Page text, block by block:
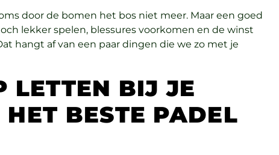
door de bomen het bos niet meer. Maar een goed
lekker spelen, blessures voorkomen en de winst
hangt af van een paar dingen die we zo met je
LETTEN BIJ JE
BESTE PADEL